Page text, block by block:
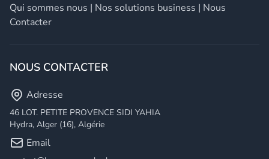
Qui sommes nous | Nos solutions business | Nous
Contacter
NOUS CONTACTER
Adresse
46 LOT. PETITE PROVENCE SIDI YAHIA
Hydra, Alger (16), Algérie
Email